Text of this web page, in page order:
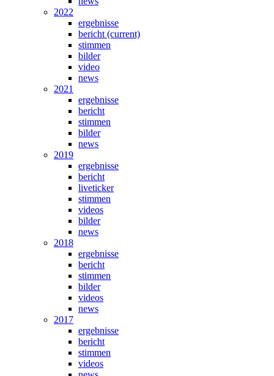
2022
ergebnisse
bericht (current)
stimmen
bilder
video
news
2021
ergebnisse
bericht
stimmen
bilder
news
2019
ergebnisse
bericht
liveticker
stimmen
videos
bilder
news
2018
ergebnisse
bericht
stimmen
bilder
videos
news
2017
ergebnisse
bericht
stimmen
videos